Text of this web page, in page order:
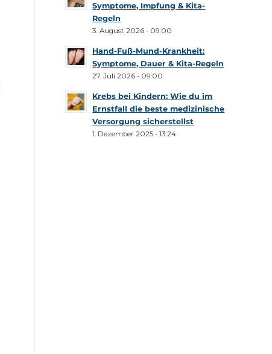
Symptome, Impfung & Kita-
Regeln
3. August 2026 - 09:00
Hand-Fuß-Mund-Krankheit:
Symptome, Dauer & Kita-Regeln
27. Juli 2026 - 09:00
Krebs bei Kindern: Wie du im
Ernstfall die beste medizinische
Versorgung sicherstellst
1. Dezember 2025 - 13:24